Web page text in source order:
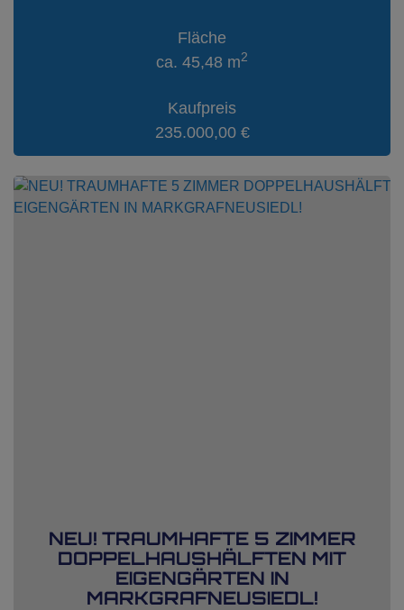
Fläche
ca. 45,48 m2
Kaufpreis
235.000,00 €
NEU! TRAUMHAFTE 5 ZIMMER
DOPPELHAUSHÄLFTEN MIT
EIGENGÄRTEN IN
MARKGRAFNEUSIEDL!